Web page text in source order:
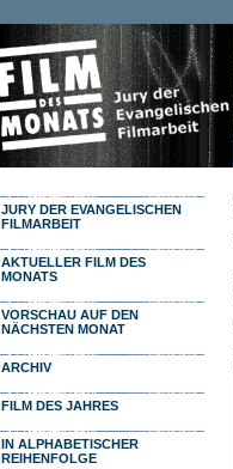
JURY DER EVANGELISCHEN
FILMARBEIT
AKTUELLER FILM DES
MONATS
VORSCHAU AUF DEN
NÄCHSTEN MONAT
ARCHIV
FILM DES JAHRES
IN ALPHABETISCHER
REIHENFOLGE